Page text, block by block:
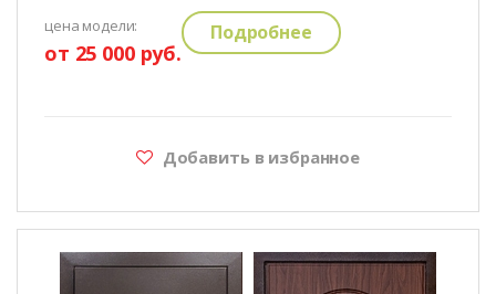
цена модели:
от 25 000 руб.
Подробнее
Добавить в избранное